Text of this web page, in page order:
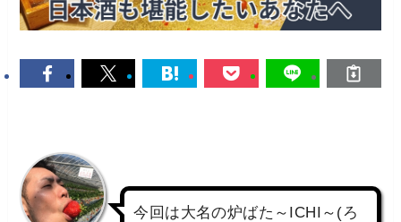
今回は大名の炉ばた～ICHI～(ろ